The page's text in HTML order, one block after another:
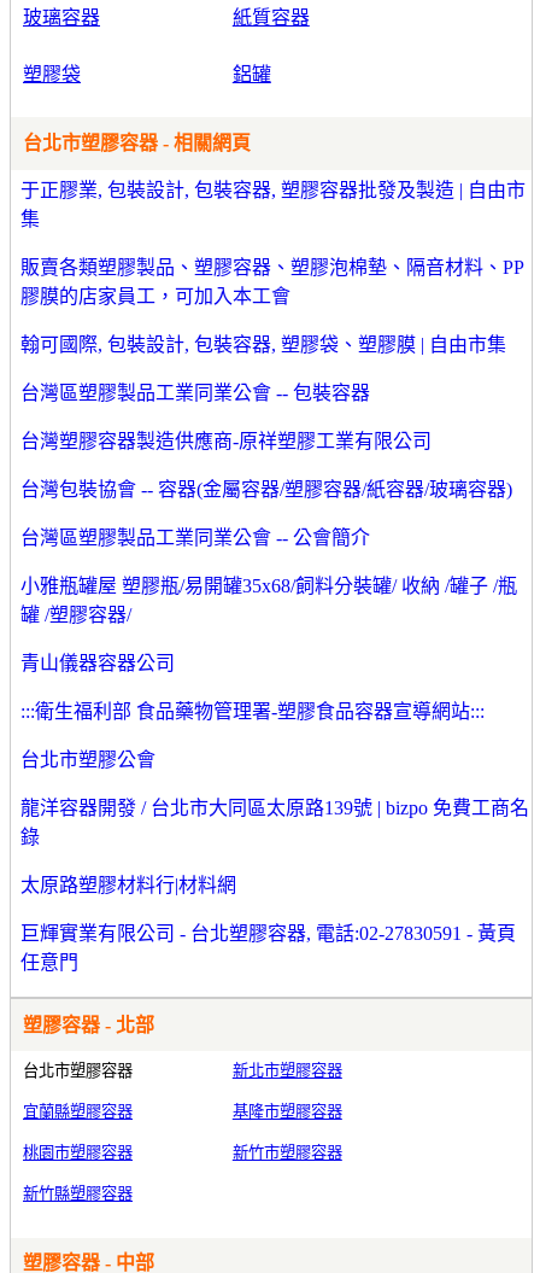
玻璃容器 紙質容器
塑膠袋 鋁罐
台北市塑膠容器 - 相關網頁
于正膠業, 包裝設計, 包裝容器, 塑膠容器批發及製造 | 自由市
集
販賣各類塑膠製品、塑膠容器、塑膠泡棉墊、隔音材料、PP
膠膜的店家員工，可加入本工會
翰可國際, 包裝設計, 包裝容器, 塑膠袋、塑膠膜 | 自由市集
台灣區塑膠製品工業同業公會 -- 包裝容器
台灣塑膠容器製造供應商-原祥塑膠工業有限公司
台灣包裝協會 -- 容器(金屬容器/塑膠容器/紙容器/玻璃容器)
台灣區塑膠製品工業同業公會 -- 公會簡介
小雅瓶罐屋 塑膠瓶/易開罐35x68/飼料分裝罐/ 收納 /罐子 /瓶
罐 /塑膠容器/
青山儀器容器公司
:::衛生福利部 食品藥物管理署-塑膠食品容器宣導網站:::
台北市塑膠公會
龍洋容器開發 / 台北市大同區太原路139號 | bizpo 免費工商名
錄
太原路塑膠材料行|材料網
巨輝實業有限公司 - 台北塑膠容器, 電話:02-27830591 - 黃頁
任意門
塑膠容器 - 北部
台北市塑膠容器 新北市塑膠容器
宜蘭縣塑膠容器 基隆市塑膠容器
桃園市塑膠容器 新竹市塑膠容器
新竹縣塑膠容器
塑膠容器 - 中部